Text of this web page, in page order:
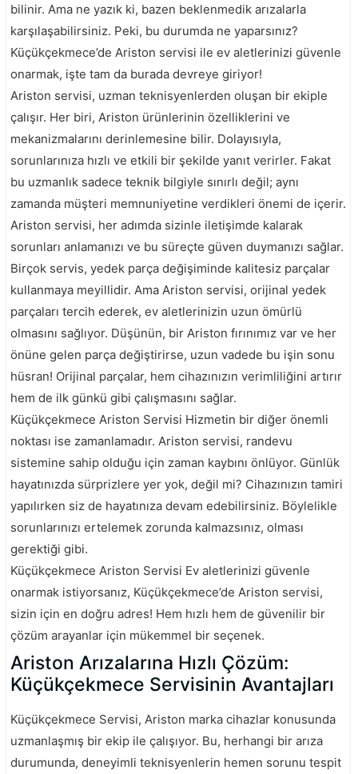
bilinir. Ama ne yazık ki, bazen beklenmedik arızalarla
karşılaşabilirsiniz. Peki, bu durumda ne yaparsınız?
Küçükçekmece’de Ariston servisi ile ev aletlerinizi güvenle
onarmak, işte tam da burada devreye giriyor!
Ariston servisi, uzman teknisyenlerden oluşan bir ekiple
çalışır. Her biri, Ariston ürünlerinin özelliklerini ve
mekanizmalarını derinlemesine bilir. Dolayısıyla,
sorunlarınıza hızlı ve etkili bir şekilde yanıt verirler. Fakat
bu uzmanlık sadece teknik bilgiyle sınırlı değil; aynı
zamanda müşteri memnuniyetine verdikleri önemi de içerir.
Ariston servisi, her adımda sizinle iletişimde kalarak
sorunları anlamanızı ve bu süreçte güven duymanızı sağlar.
Birçok servis, yedek parça değişiminde kalitesiz parçalar
kullanmaya meyillidir. Ama Ariston servisi, orijinal yedek
parçaları tercih ederek, ev aletlerinizin uzun ömürlü
olmasını sağlıyor. Düşünün, bir Ariston fırınımız var ve her
önüne gelen parça değiştirirse, uzun vadede bu işin sonu
hüsran! Orijinal parçalar, hem cihazınızın verimliliğini artırır
hem de ilk günkü gibi çalışmasını sağlar.
Küçükçekmece Ariston Servisi Hizmetin bir diğer önemli
noktası ise zamanlamadır. Ariston servisi, randevu
sistemine sahip olduğu için zaman kaybını önlüyor. Günlük
hayatınızda sürprizlere yer yok, değil mi? Cihazınızın tamiri
yapılırken siz de hayatınıza devam edebilirsiniz. Böylelikle
sorunlarınızı ertelemek zorunda kalmazsınız, olması
gerektiği gibi.
Küçükçekmece Ariston Servisi Ev aletlerinizi güvenle
onarmak istiyorsanız, Küçükçekmece’de Ariston servisi,
sizin için en doğru adres! Hem hızlı hem de güvenilir bir
çözüm arayanlar için mükemmel bir seçenek.
Ariston Arızalarına Hızlı Çözüm:
Küçükçekmece Servisinin Avantajları
Küçükçekmece Servisi, Ariston marka cihazlar konusunda
uzmanlaşmış bir ekip ile çalışıyor. Bu, herhangi bir arıza
durumunda, deneyimli teknisyenlerin hemen sorunu tespit